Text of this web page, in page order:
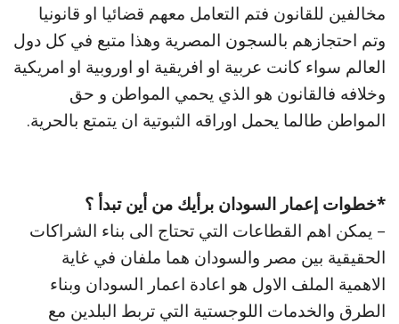
مخالفين للقانون فتم التعامل معهم قضائيا او قانونيا
وتم احتجازهم بالسجون المصرية وهذا متبع في كل دول
العالم سواء كانت عربية او افريقية او اوروبية او امريكية
وخلافه فالقانون هو الذي يحمي المواطن و حق
المواطن طالما يحمل اوراقه الثبوتية ان يتمتع بالحرية.
*خطوات إعمار السودان برأيك من أين تبدأ ؟
– يمكن اهم القطاعات التي تحتاج الى بناء الشراكات
الحقيقية بين مصر والسودان هما ملفان في غاية
الاهمية الملف الاول هو اعادة اعمار السودان وبناء
الطرق والخدمات اللوجستية التي تربط البلدين مع